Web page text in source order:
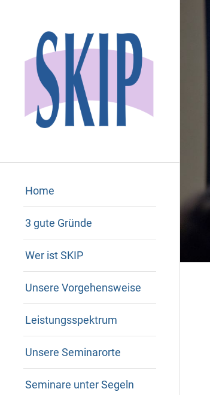
Home
3 gute Gründe
Wer ist SKIP
Unsere Vorgehensweise
Leistungsspektrum
Unsere Seminarorte
Seminare unter Segeln